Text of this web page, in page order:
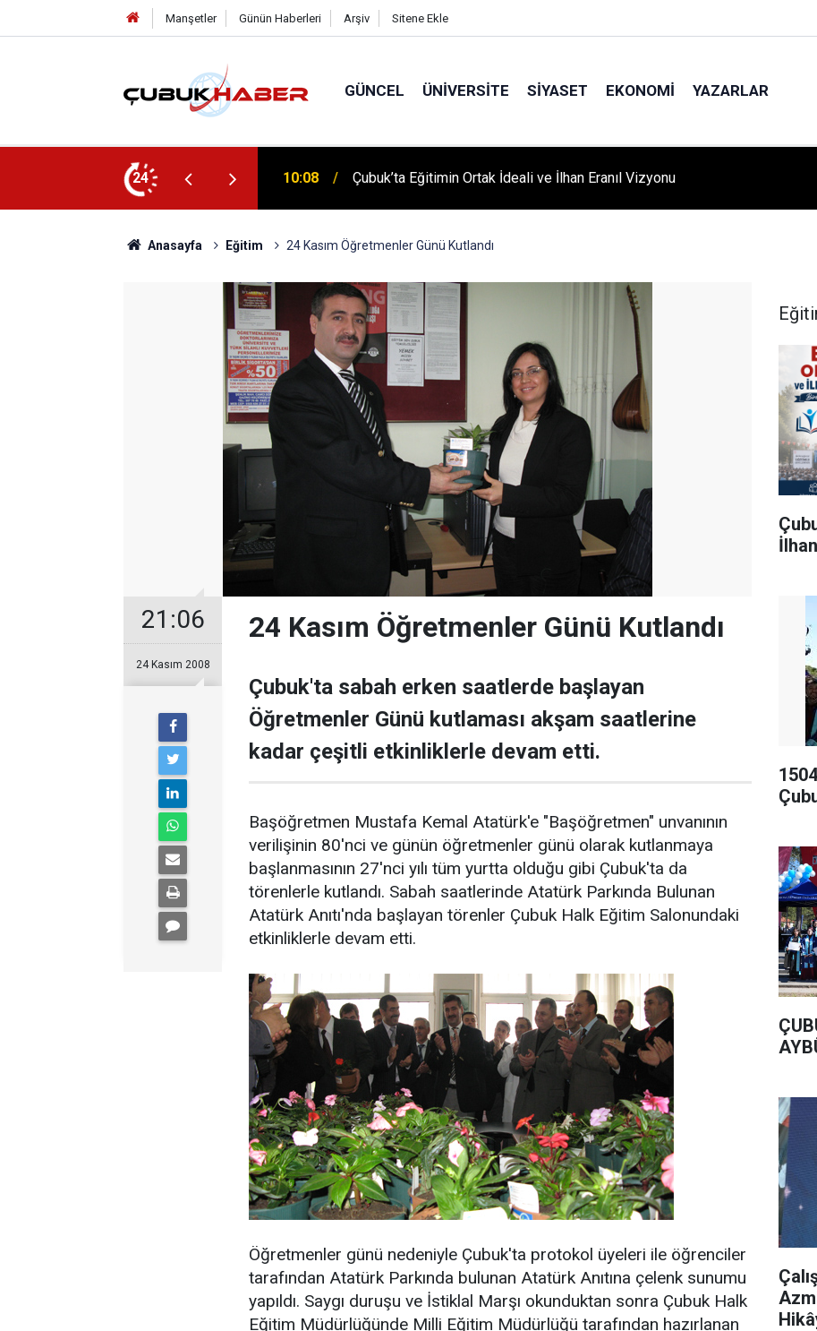
Manşetler Günün Haberleri Arşiv Sitene Ekle
GÜNCEL ÜNIVERSITE SIYASET EKONOMI YAZARLAR
24 12:06 ÇUBUK’TA ‘YAZA MERHABA’ COŞKUSU: Kursiyerler Gönüllerince Eğlendi!
Anasayfa Eğitim 24 Kasım Öğretmenler Günü Kutlandı
21:06
24 Kasım 2008
24 Kasım Öğretmenler Günü Kutlandı
Çubuk'ta sabah erken saatlerde başlayan
Öğretmenler Günü kutlaması akşam saatlerine
kadar çeşitli etkinliklerle devam etti.
Başöğretmen Mustafa Kemal Atatürk'e "Başöğretmen" unvanının
verilişinin 80'nci ve günün öğretmenler günü olarak kutlanmaya
başlanmasının 27'nci yılı tüm yurtta olduğu gibi Çubuk'ta da
törenlerle kutlandı. Sabah saatlerinde Atatürk Parkında Bulunan
Atatürk Anıtı'nda başlayan törenler Çubuk Halk Eğitim Salonundaki
etkinliklerle devam etti.
Öğretmenler günü nedeniyle Çubuk'ta protokol üyeleri ile öğrenciler
tarafından Atatürk Parkında bulunan Atatürk Anıtına çelenk sunumu
yapıldı. Saygı duruşu ve İstiklal Marşı okunduktan sonra Çubuk Halk
Eğitim Müdürlüğünde Milli Eğitim Müdürlüğü tarafından hazırlanan